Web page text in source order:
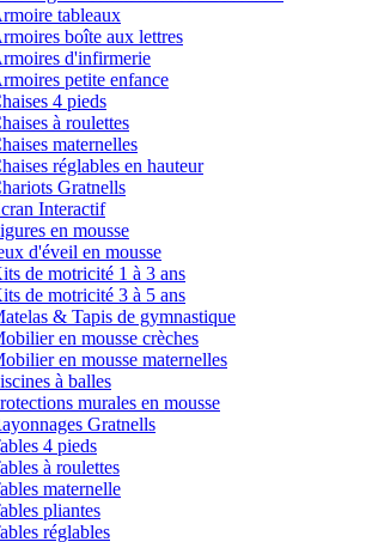
tableaux
boîte aux lettres
d'infirmerie
petite enfance
4 pieds
à roulettes
maternelles
réglables en hauteur
Gratnells
Interactif
en mousse
d'éveil en mousse
de motricité 1 à 3 ans
de motricité 3 à 5 ans
& Tapis de gymnastique
en mousse crèches
en mousse maternelles
à balles
murales en mousse
Gratnells
4 pieds
à roulettes
maternelle
pliantes
réglables